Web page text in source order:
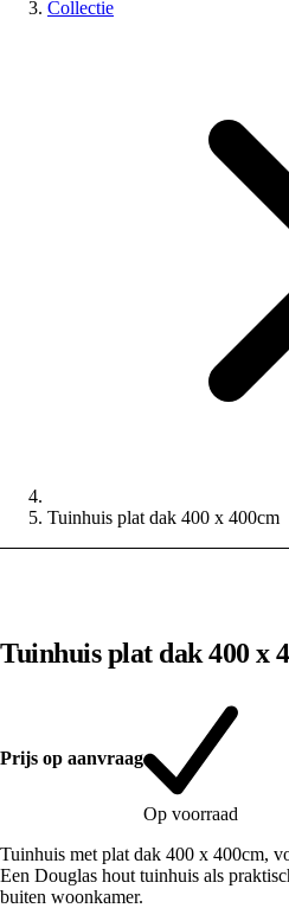
Collectie
Tuinhuis plat dak 400 x 400cm
Tuinhuis plat dak 400 x
Prijs op aanvraag
Op voorraad
Tuinhuis met plat dak 400 x 400cm,
Een Douglas hout tuinhuis als
buiten woonkamer.